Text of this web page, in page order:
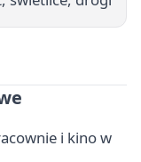
i kino w